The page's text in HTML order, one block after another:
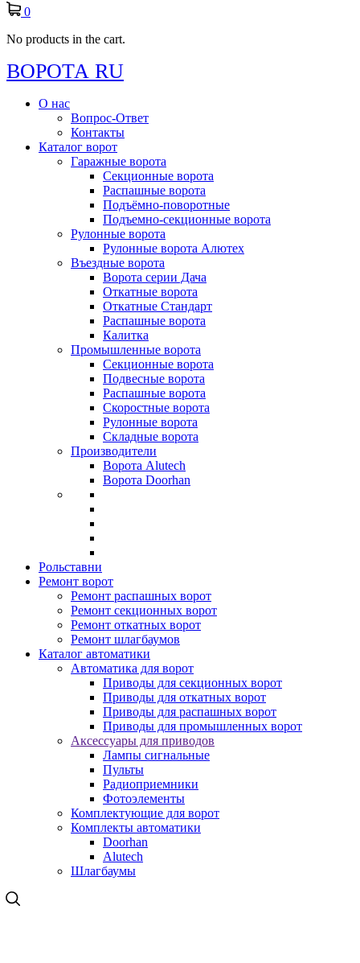
0
No products in the cart.
ВОРОТА RU
О нас
Вопрос-Ответ
Контакты
Каталог ворот
Гаражные ворота
Секционные ворота
Распашные ворота
Подъёмно-поворотные
Подъемно-секционные ворота
Рулонные ворота
Рулонные ворота Алютех
Въездные ворота
Ворота серии Дача
Откатные ворота
Откатные Стандарт
Распашные ворота
Калитка
Промышленные ворота
Секционные ворота
Подвесные ворота
Распашные ворота
Скоростные ворота
Рулонные ворота
Складные ворота
Производители
Ворота Alutech
Ворота Doorhan
Рольставни
Ремонт ворот
Ремонт распашных ворот
Ремонт секционных ворот
Ремонт откатных ворот
Ремонт шлагбаумов
Каталог автоматики
Автоматика для ворот
Приводы для секционных ворот
Приводы для откатных ворот
Приводы для распашных ворот
Приводы для промышленных ворот
Аксессуары для приводов
Лампы сигнальные
Пульты
Радиоприемники
Фотоэлементы
Комплектующие для ворот
Комплекты автоматики
Doorhan
Alutech
Шлагбаумы